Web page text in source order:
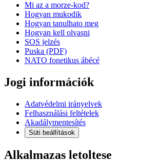
Mi az a morze-kod?
Hogyan mukodik
Hogyan tanulhato meg
Hogyan kell olvasni
SOS jelzés
Puska (PDF)
NATO fonetikus ábécé
Jogi információk
Adatvédelmi irányelvek
Felhasználási feltételek
Akadálymentesítés
Süti beállítások
Alkalmazas letoltese